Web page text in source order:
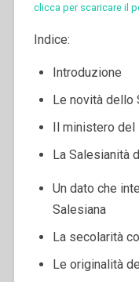
clicca per scaricare il
Indice:
Introduzione
Le novità dello
Il ministero del
La Salesianità
Un dato che
Salesiana
La secolarità
Le originalità